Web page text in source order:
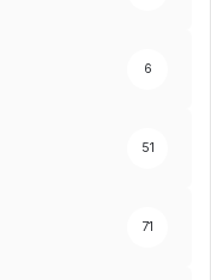
6
51
71